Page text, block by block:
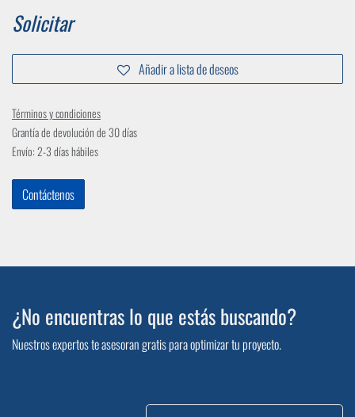
Solicitar
Añadir a lista de deseos
Términos y condiciones
Grantía de devolución de 30 días
Envío: 2-3 días hábiles
Contáctenos
¿No encuentras lo que estás buscando?
Nuestros expertos te asesoran gratis para optimizar tu proyecto.